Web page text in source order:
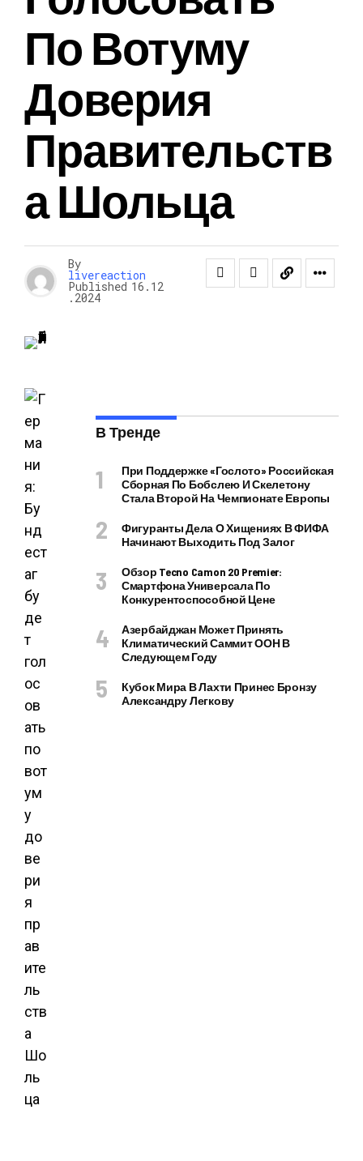
По Вотуму
Доверия
Правительств
А Шольца
By
livereaction
Published 16.12
.2024
В Тренде
При Поддержке «Гослото» Российская
Сборная По Бобслею И Скелетону
Стала Второй На Чемпионате Европы
Фигуранты Дела О Хищениях В ФИФА
Начинают Выходить Под Залог
Обзор Tecno Camon 20 Premier:
Смартфона Универсала По
Конкурентоспособной Цене
Азербайджан Может Принять
Климатический Саммит ООН В
Следующем Году
Кубок Мира В Лахти Принес Бронзу
Александру Легкову